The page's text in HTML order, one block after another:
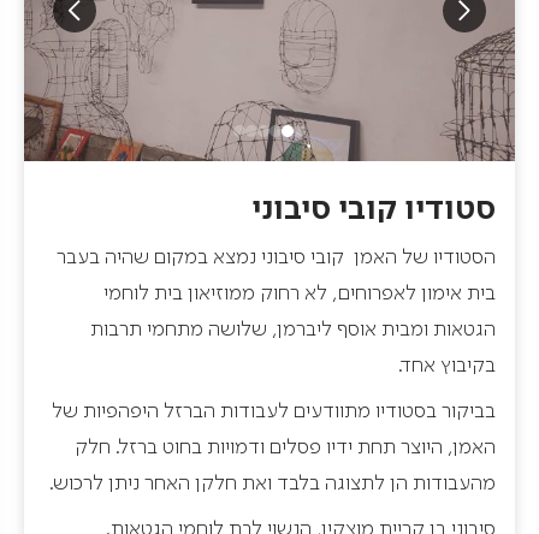
סטודיו קובי סיבוני
הסטודיו של האמן קובי סיבוני נמצא במקום שהיה בעבר
בית אימון לאפרוחים, לא רחוק ממוזיאון בית לוחמי
הגטאות ומבית אוסף ליברמן, שלושה מתחמי תרבות
בקיבוץ אחד.
בביקור בסטודיו מתוודעים לעבודות הברזל היפהפיות של
האמן, היוצר תחת ידיו פסלים ודמויות בחוט ברזל. חלק
מהעבודות הן לתצוגה בלבד ואת חלקן האחר ניתן לרכוש.
סיבוני בן קריית מוצקין, הנשוי לבת לוחמי הגטאות.